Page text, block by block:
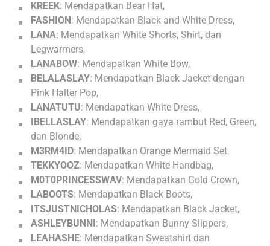
KREEK: Mendapatkan Bear Hat,
FASHION: Mendapatkan Black and White Dress,
LANA: Mendapatkan White Shorts, Shirt, dan
Legwarmers,
LANABOW: Mendapatkan White Bow,
BELALASLAY: Mendapatkan Black Jacket dengan
Pink Halter Pop,
LANATUTU: Mendapatkan White Dress,
IBELLASLAY: Mendapatkan gaya rambut Red, Green,
dan Blonde,
M3RM4ID: Mendapatkan Orange Mermaid Set,
TEKKYOOZ: Mendapatkan White Handbag,
M0T0PRINCESSWAV: Mendapatkan Gold Crown,
LABOOTS: Mendapatkan Black Boots,
ITSJUSTNICHOLAS: Mendapatkan Black Jacket,
ASHLEYBUNNI: Mendapatkan Bunny Slippers,
LEAHASHE: Mendapatkan Sweatshirt dan